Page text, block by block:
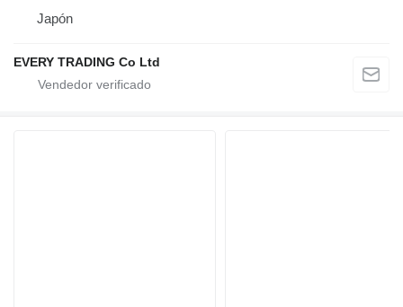
Japón
EVERY TRADING Co Ltd